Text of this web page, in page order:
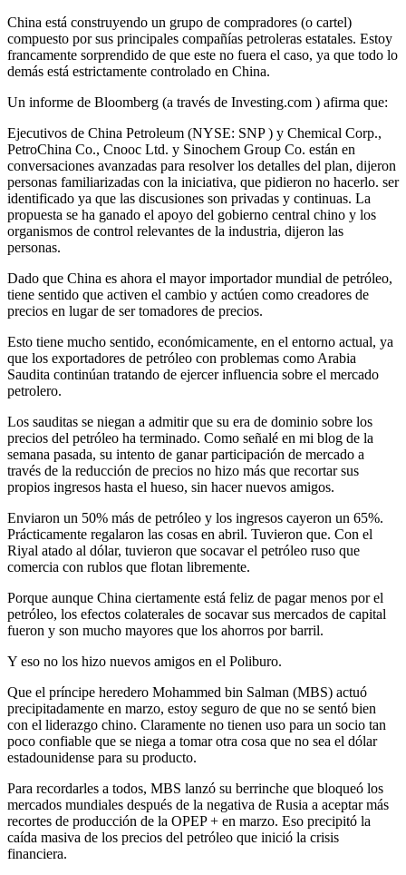
China está construyendo un grupo de compradores (o cartel)
compuesto por sus principales compañías petroleras estatales. Estoy
francamente sorprendido de que este no fuera el caso, ya que todo lo
demás está estrictamente controlado en China.
Un informe de Bloomberg (a través de Investing.com ) afirma que:
Ejecutivos de China Petroleum (NYSE: SNP ) y Chemical Corp.,
PetroChina Co., Cnooc Ltd. y Sinochem Group Co. están en
conversaciones avanzadas para resolver los detalles del plan, dijeron
personas familiarizadas con la iniciativa, que pidieron no hacerlo. ser
identificado ya que las discusiones son privadas y continuas. La
propuesta se ha ganado el apoyo del gobierno central chino y los
organismos de control relevantes de la industria, dijeron las
personas.
Dado que China es ahora el mayor importador mundial de petróleo,
tiene sentido que activen el cambio y actúen como creadores de
precios en lugar de ser tomadores de precios.
Esto tiene mucho sentido, económicamente, en el entorno actual, ya
que los exportadores de petróleo con problemas como Arabia
Saudita continúan tratando de ejercer influencia sobre el mercado
petrolero.
Los sauditas se niegan a admitir que su era de dominio sobre los
precios del petróleo ha terminado. Como señalé en mi blog de la
semana pasada, su intento de ganar participación de mercado a
través de la reducción de precios no hizo más que recortar sus
propios ingresos hasta el hueso, sin hacer nuevos amigos.
Enviaron un 50% más de petróleo y los ingresos cayeron un 65%.
Prácticamente regalaron las cosas en abril. Tuvieron que. Con el
Riyal atado al dólar, tuvieron que socavar el petróleo ruso que
comercia con rublos que flotan libremente.
Porque aunque China ciertamente está feliz de pagar menos por el
petróleo, los efectos colaterales de socavar sus mercados de capital
fueron y son mucho mayores que los ahorros por barril.
Y eso no los hizo nuevos amigos en el Poliburo.
Que el príncipe heredero Mohammed bin Salman (MBS) actuó
precipitadamente en marzo, estoy seguro de que no se sentó bien
con el liderazgo chino. Claramente no tienen uso para un socio tan
poco confiable que se niega a tomar otra cosa que no sea el dólar
estadounidense para su producto.
Para recordarles a todos, MBS lanzó su berrinche que bloqueó los
mercados mundiales después de la negativa de Rusia a aceptar más
recortes de producción de la OPEP + en marzo. Eso precipitó la
caída masiva de los precios del petróleo que inició la crisis
financiera.